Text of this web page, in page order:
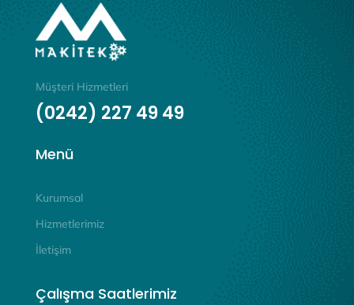
Müşteri Hizmetleri
(0242) 227 49 49
Menü
Kurumsal
Hizmetlerimiz
İletişim
Çalışma Saatlerimiz